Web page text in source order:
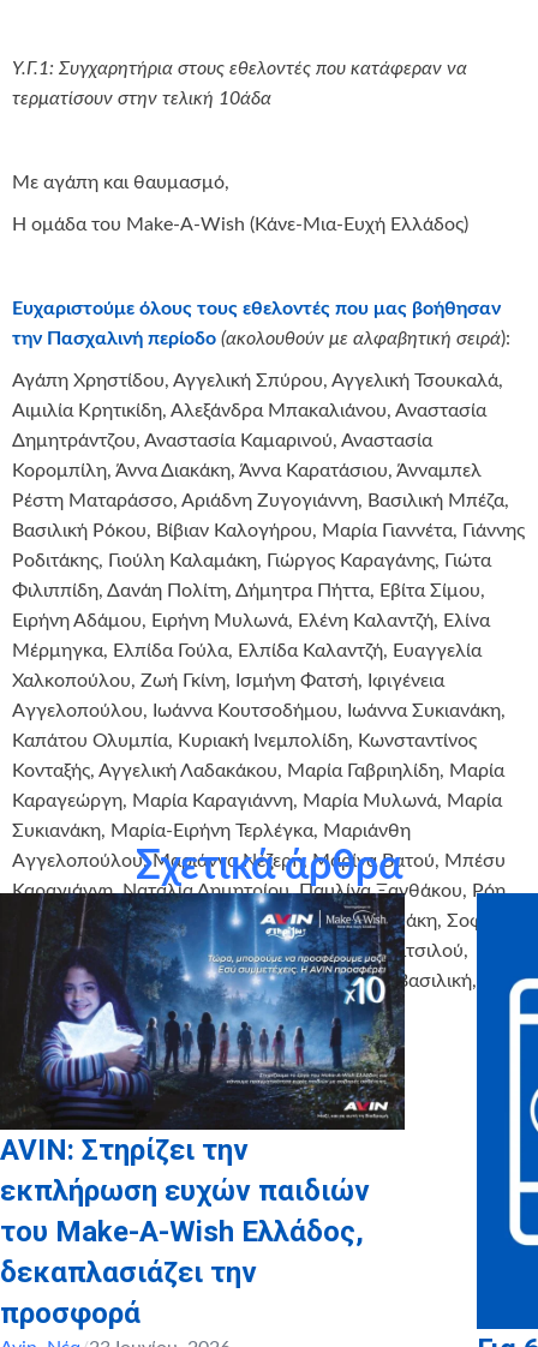
Y.Γ.1: Συγχαρητήρια στους εθελοντές που κατάφεραν να
τερματίσουν στην τελική 10άδα
Με αγάπη και θαυμασμό,
Η ομάδα του Make-A-Wish (Κάνε-Μια-Ευχή Ελλάδος)
Ευχαριστούμε όλους τους εθελοντές που μας βοήθησαν
την Πασχαλινή περίοδο (ακολουθούν με αλφαβητική σειρά):
Αγάπη Χρηστίδου, Αγγελική Σπύρου, Αγγελική Τσουκαλά,
Αιμιλία Κρητικίδη, Αλεξάνδρα Μπακαλιάνου, Αναστασία
Δημητράντζου, Αναστασία Καμαρινού, Αναστασία
Κορομπίλη, Άννα Διακάκη, Άννα Καρατάσιου, Άνναμπελ
Ρέστη Ματαράσσο, Αριάδνη Ζυγογιάννη, Βασιλική Μπέζα,
Βασιλική Ρόκου, Βίβιαν Καλογήρου, Μαρία Γιαννέτα, Γιάννης
Ροδιτάκης, Γιούλη Καλαμάκη, Γιώργος Καραγάνης, Γιώτα
Φιλιππίδη, Δανάη Πολίτη, Δήμητρα Πήττα, Εβίτα Σίμου,
Ειρήνη Αδάμου, Ειρήνη Μυλωνά, Ελένη Καλαντζή, Ελίνα
Μέρμηγκα, Ελπίδα Γούλα, Ελπίδα Καλαντζή, Ευαγγελία
Χαλκοπούλου, Ζωή Γκίνη, Ισμήνη Φατσή, Ιφιγένεια
Aγγελοπούλου, Ιωάννα Κουτσοδήμου, Ιωάννα Συκιανάκη,
Καπάτου Ολυμπία, Κυριακή Ινεμπολίδη, Κωνσταντίνος
Κονταξής, Αγγελική Λαδακάκου, Μαρία Γαβριηλίδη, Μαρία
Καραγεώργη, Μαρία Καραγιάννη, Μαρία Μυλωνά, Μαρία
Συκιανάκη, Μαρία-Ειρήνη Τερλέγκα, Μαριάνθη
Aγγελοπούλου, Μαριάννα Νέζερη, Μαρίνα Βατού, Μπέσυ
Καραγιάννη, Ναταλία Δημητρίου, Παυλίνα Ξανθάκου, Ρόη
Αθανασοπούλου, Ρούλη Μπίτση, Νατάσα Σιφάκη, Σοφία
Ηλιοπούλου, Σταυριάνα Δήμου, Σταυρούλα Πιτσιλού,
Σωτηρία Μαζαράκη, Τίμος Θανασάς, Τσώλου Βασιλική,
Φλωράνς Μπουγονικολού, Χαρά Μασιακού
Σχετικά άρθρα
AVIN: Στηρίζει την
εκπλήρωση ευχών παιδιών
του Make-A-Wish Ελλάδος,
δεκαπλασιάζει την
προσφορά